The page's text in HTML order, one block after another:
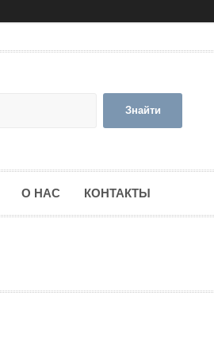
Знайти
О НАС КОНТАКТЫ